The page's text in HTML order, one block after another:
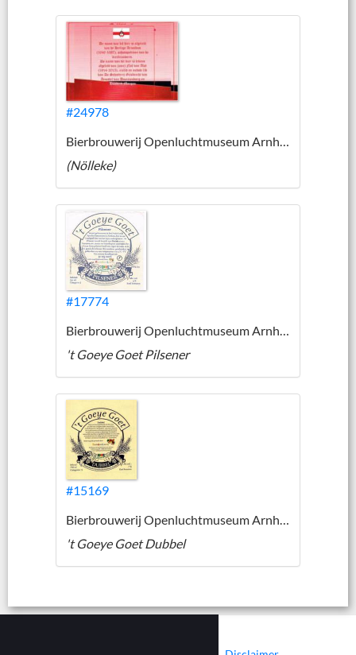
#24978
Bierbrouwerij Openluchtmuseum Arnhem
(Nölleke)
#17774
Bierbrouwerij Openluchtmuseum Arnhem
't Goeye Goet Pilsener
#15169
Bierbrouwerij Openluchtmuseum Arnhem
't Goeye Goet Dubbel